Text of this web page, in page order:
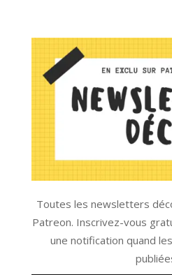
Toutes les newsletters
Patreon. Inscrivez-vous
une notification quand